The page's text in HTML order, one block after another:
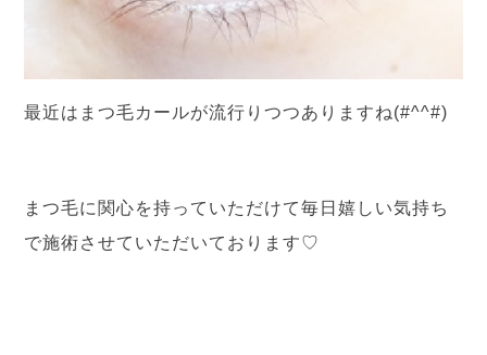
最近はまつ毛カールが流行りつつありますね(#^^#)
まつ毛に関心を持っていただけて毎日嬉しい気持ち
で施術させていただいております♡